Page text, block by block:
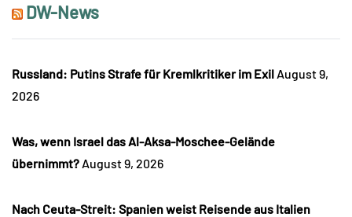
DW-News
Russland: Putins Strafe für Kremlkritiker im Exil August 9,
2026
Was, wenn Israel das Al-Aksa-Moschee-Gelände
übernimmt? August 9, 2026
Nach Ceuta-Streit: Spanien weist Reisende aus Italien